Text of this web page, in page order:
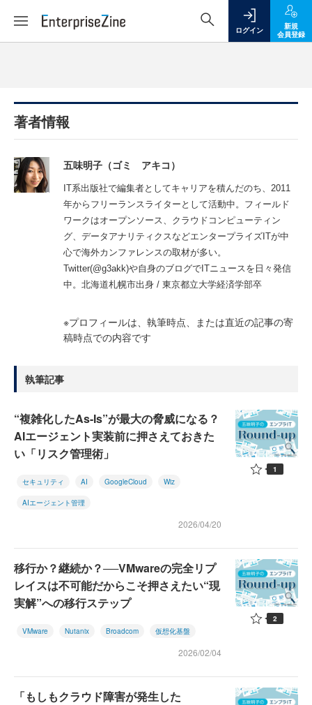
ログイン
新規
会員登録
著者情報
五味明子（ゴミ アキコ）
IT系出版社で編集者としてキャリアを積んだのち、2011
年からフリーランスライターとして活動中。フィールド
ワークはオープンソース、クラウドコンピューティン
グ、データアナリティクスなどエンタープライズITが中
心で海外カンファレンスの取材が多い。
Twitter(@g3akk)や自身のブログでITニュースを日々発信
中。北海道札幌市出身 / 東京都立大学経済学部卒
※プロフィールは、執筆時点、または直近の記事の寄
稿時点での内容です
執筆記事
“複雑化したAs-Is”が最大の脅威になる？
AIエージェント実装前に押さえておきた
い「リスク管理術」
セキュリティ AI GoogleCloud Wiz
AIエージェント管理
2026/04/20
1
移行か？継続か？──VMwareの完全リプ
レイスは不可能だからこそ押さえたい“現
実解”への移行ステップ
VMware Nutanix Broadcom 仮想化基盤
2026/02/04
2
「もしもクラウド障害が発生した